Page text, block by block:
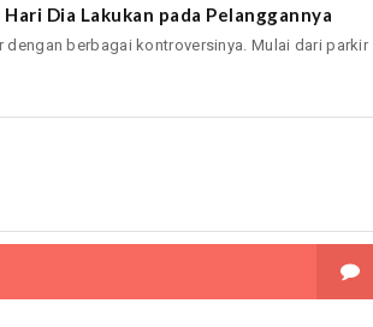
Dia Lakukan pada Pelanggannya
berbagai kontroversinya. Mulai dari parkir